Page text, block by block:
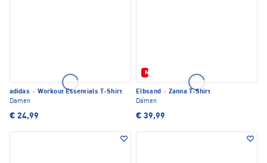
adidas · Workout Essentials T-Shirt
Damen
€ 24,99
Neu
Elbsand · Zanna T-Shirt
Damen
€ 39,99